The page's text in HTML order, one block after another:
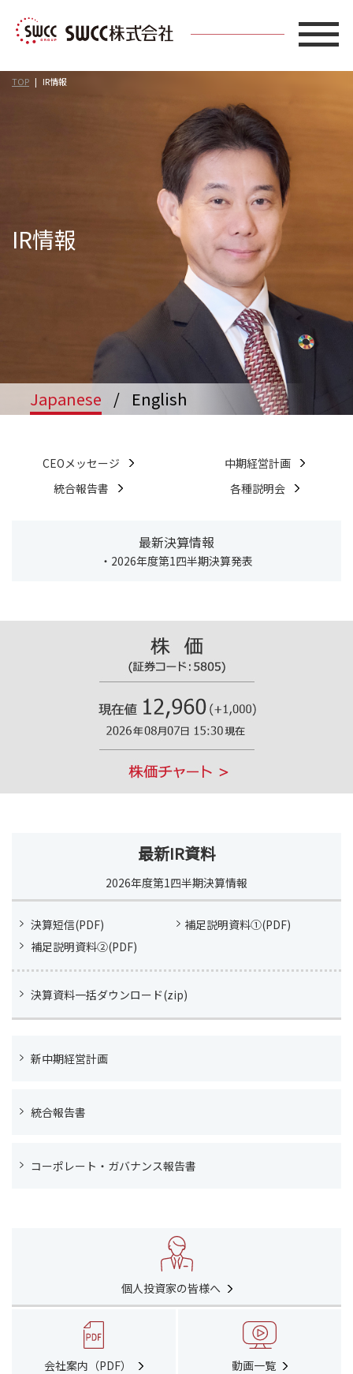
IR情報
Japanese / English
TOP IR情報
CEOメッセージ
中期経営計画
統合報告書
各種説明会
最新決算情報
・2026年度第1四半期決算発表
最新IR資料
2026年度第1四半期決算情報
決算短信(PDF)
補足説明資料①(PDF)
補足説明資料②(PDF)
決算資料一括ダウンロード(zip)
新中期経営計画
統合報告書
コーポレート・ガバナンス報告書
個人投資家の皆様へ
会社案内（PDF） 動画一覧